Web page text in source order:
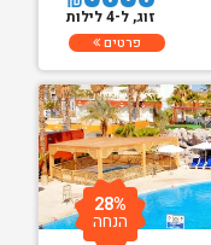
זוג, ל-4 לילות
פרטים
28%
הנחה